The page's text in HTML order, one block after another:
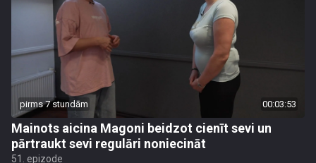
pirms 7 stundām 00:03:53
Mainots aicina Magoni beidzot cienīt sevi un
pārtraukt sevi regulāri noniecināt
51. epizode